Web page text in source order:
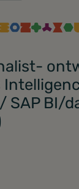
SAP BI/